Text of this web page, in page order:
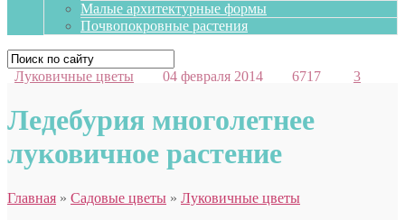
Малые архитектурные формы
Почвопокровные растения
Луковичные цветы 04 февраля 2014 6717 3
Ледебурия многолетнее
луковичное растение
Главная » Садовые цветы » Луковичные цветы